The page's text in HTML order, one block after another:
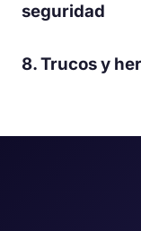
seguridad
8. Trucos y